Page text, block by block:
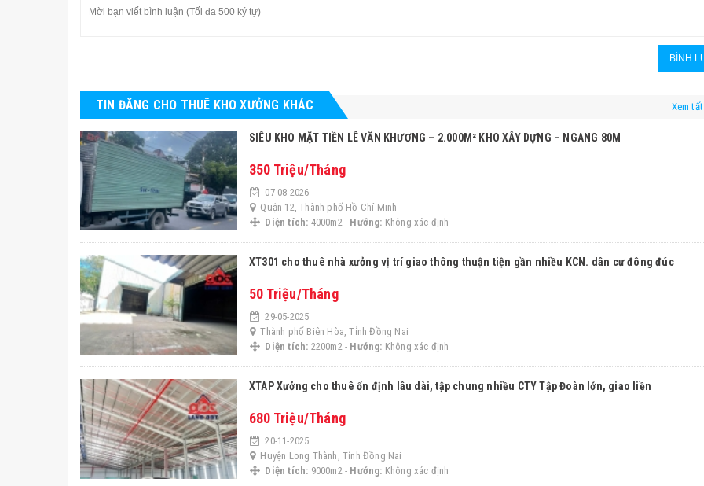
TIN ĐĂNG CHO THUÊ KHO XƯỞNG KHÁC Xem
SIÊU KHO MẶT TIỀN LÊ VĂN KHƯƠNG – 2.000M² KHO XÂY DỰNG – NGANG 80M
350 Triệu/Tháng
07-08-2026
Quận 12, Thành phố Hồ Chí Minh
Diện tích: 4000m2 - Hướng: Không xác định
XT301 cho thuê nhà xưởng vị trí giao thông thuận tiện gần nhiều KCN. dân cư đông đúc
50 Triệu/Tháng
29-05-2025
Thành phố Biên Hòa, Tỉnh Đồng Nai
Diện tích: 2200m2 - Hướng: Không xác định
XTAP Xưởng cho thuê ổn định lâu dài, tập chung nhiều CTY Tập Đoàn lớn, giao liền
680 Triệu/Tháng
20-11-2025
Huyện Long Thành, Tỉnh Đồng Nai
Diện tích: 9000m2 - Hướng: Không xác định